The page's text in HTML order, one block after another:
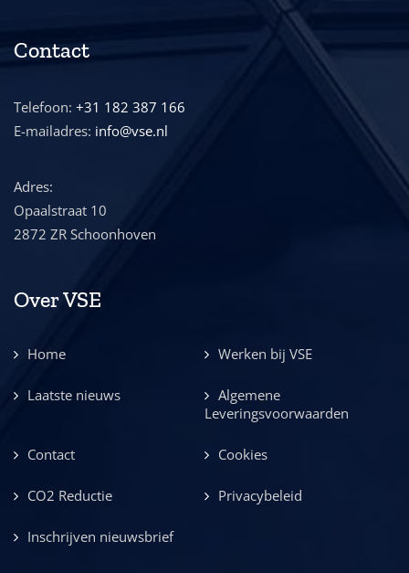
Contact
Telefoon: +31 182 387 166
E-mailadres: info@vse.nl
Adres:
Opaalstraat 10
2872 ZR Schoonhoven
Over VSE
Home Werken bij VSE
Laatste nieuws
Algemene
Leveringsvoorwaarden
Contact Cookies
CO2 Reductie Privacybeleid
Inschrijven nieuwsbrief